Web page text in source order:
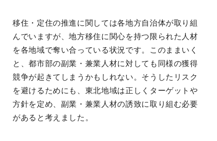
移住・定住の推進に関しては各地方自治体が取り組
んでいますが、地方移住に関心を持つ限られた人材
を各地域で奪い合っている状況です。このままいく
と、都市部の副業・兼業人材に対しても同様の獲得
競争が起きてしまうかもしれない。そうしたリスク
を避けるためにも、東北地域は正しくターゲットや
方針を定め、副業・兼業人材の誘致に取り組む必要
があると考えました。